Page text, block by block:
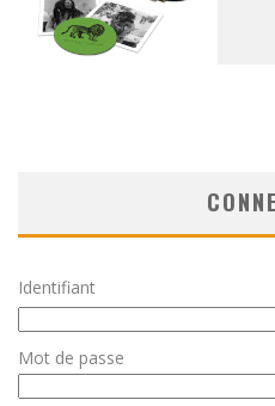
Identifiant
Mot de passe